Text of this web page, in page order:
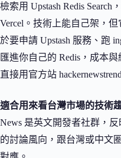
檢索用 Upstash Redis Search
Vercel。技術上能自己架，但
於要申請 Upstash 服務、跑
匯進你自己的 Redis，成本
直接用官方站
適合用來看台灣市場的技術
News 是英文開發者社群，
的討論風向，跟台灣或中文